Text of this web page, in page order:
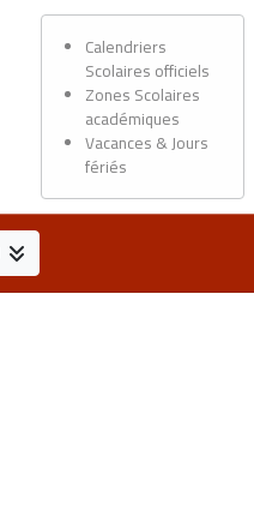
Calendriers
Scolaires officiels
Zones Scolaires
académiques
Vacances & Jours
fériés